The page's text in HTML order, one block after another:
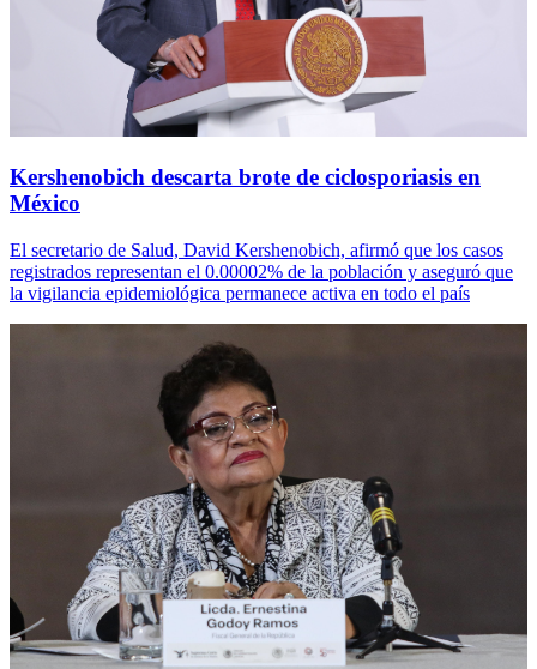
Kershenobich descarta brote de ciclosporiasis en
México
El secretario de Salud, David Kershenobich, afirmó que los casos
registrados representan el 0.00002% de la población y aseguró que
la vigilancia epidemiológica permanece activa en todo el país